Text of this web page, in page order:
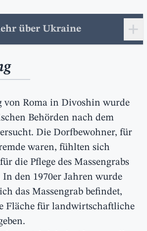
über Ukraine +
von Roma in Divoshin wurde
Behörden nach dem
Die Dorfbewohner, für
waren, fühlten sich
die Pflege des Massengrabs
den 1970er Jahren wurde
das Massengrab befindet,
Fläche für landwirtschaftliche